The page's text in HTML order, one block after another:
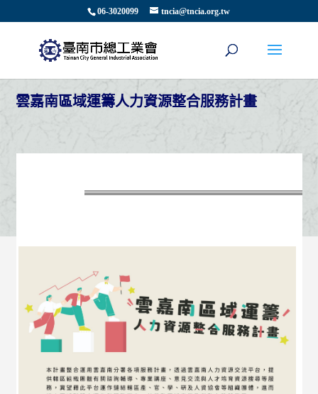
06-3020099 tncia@tncia.org.tw
雲嘉南區域運籌人力資源整合服務計畫